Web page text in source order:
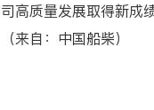
司高质量发展取得新成绩
（来自：中国船柴）